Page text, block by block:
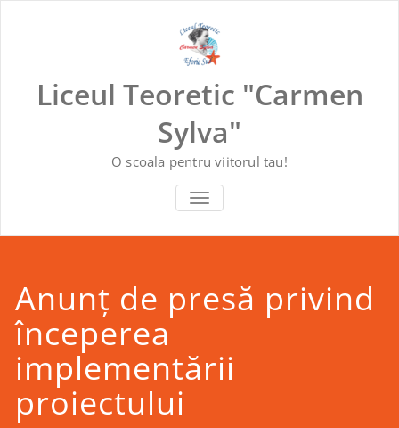
Liceul Teoretic "Carmen
Sylva"
O scoala pentru viitorul tau!
COMUTĂ NAVIGAREA
Anunț de presă privind
începerea
implementării
proiectului